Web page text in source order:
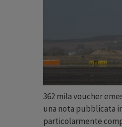
362 mila voucher
una nota pubblicata
particolarmente